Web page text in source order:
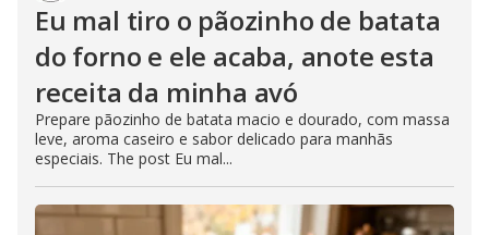
Eu mal tiro o pãozinho de batata
do forno e ele acaba, anote esta
receita da minha avó
Prepare pãozinho de batata macio e dourado, com massa
leve, aroma caseiro e sabor delicado para manhãs
especiais. The post Eu mal...